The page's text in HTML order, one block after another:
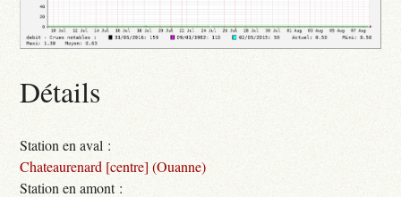
Détails
Station en aval :
Chateaurenard [centre] (Ouanne)
Station en amont :